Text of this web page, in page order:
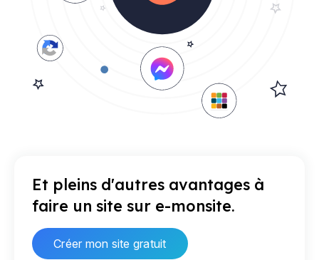
Et pleins d'autres avantages à
faire un site sur e-monsite.
Créer mon site gratuit